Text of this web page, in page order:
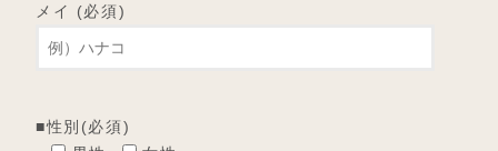
メイ (必須)
■性別(必須)